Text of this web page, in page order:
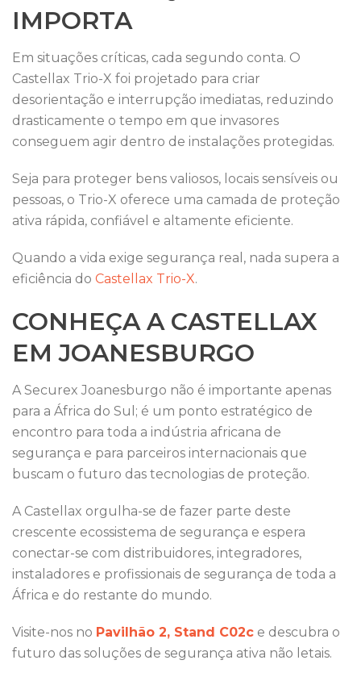
IMPORTA
Em situações críticas, cada segundo conta. O
Castellax Trio-X foi projetado para criar
desorientação e interrupção imediatas, reduzindo
drasticamente o tempo em que invasores
conseguem agir dentro de instalações protegidas.
Seja para proteger bens valiosos, locais sensíveis ou
pessoas, o Trio-X oferece uma camada de proteção
ativa rápida, confiável e altamente eficiente.
Quando a vida exige segurança real, nada supera a
eficiência do Castellax Trio-X.
CONHEÇA A CASTELLAX
EM JOANESBURGO
A Securex Joanesburgo não é importante apenas
para a África do Sul; é um ponto estratégico de
encontro para toda a indústria africana de
segurança e para parceiros internacionais que
buscam o futuro das tecnologias de proteção.
A Castellax orgulha-se de fazer parte deste
crescente ecossistema de segurança e espera
conectar-se com distribuidores, integradores,
instaladores e profissionais de segurança de toda a
África e do restante do mundo.
Visite-nos no Pavilhão 2, Stand C02c e descubra o
futuro das soluções de segurança ativa não letais.